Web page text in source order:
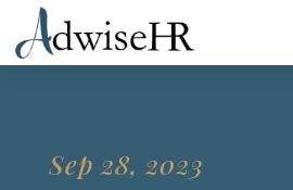
Sep 28, 2023